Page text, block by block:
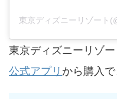
東京ディズニーリゾ
公式アプリ から購入で